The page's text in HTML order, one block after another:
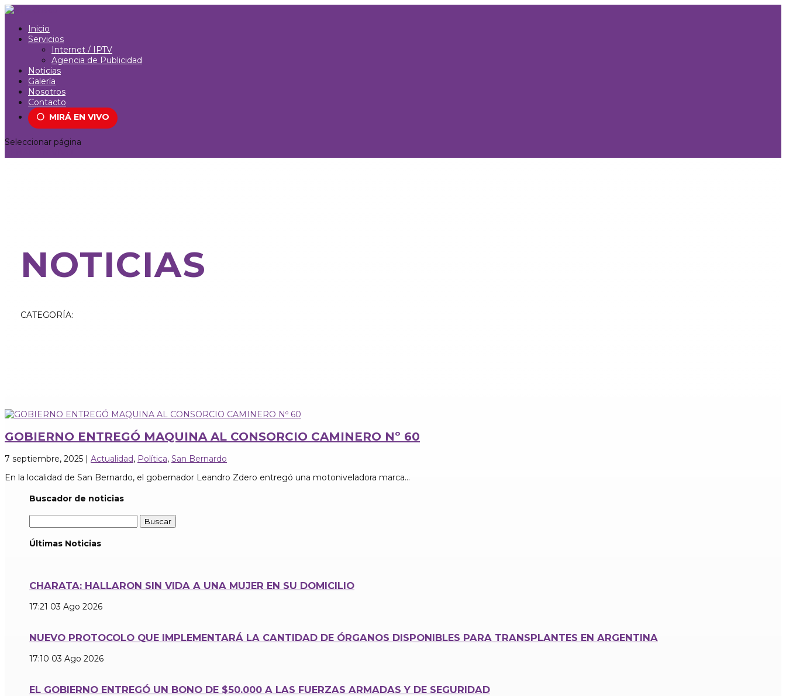
Inicio
Servicios
Internet / IPTV
Agencia de Publicidad
Noticias
Galería
Nosotros
Contacto
⚪ MIRÁ EN VIVO
Seleccionar página
NOTICIAS
CATEGORÍA:
GOBIERNO ENTREGÓ MAQUINA AL CONSORCIO CAMINERO Nº 60
7 septiembre, 2025 | Actualidad, Política, San Bernardo
En la localidad de San Bernardo, el gobernador Leandro Zdero entregó una motoniveladora marca...
Buscador de noticias
Últimas Noticias
CHARATA: HALLARON SIN VIDA A UNA MUJER EN SU DOMICILIO
17:21 03 Ago 2026
NUEVO PROTOCOLO QUE IMPLEMENTARÁ LA CANTIDAD DE ÓRGANOS DISPONIBLES PARA TRANSPLANTES EN ARGENTINA
17:10 03 Ago 2026
EL GOBIERNO ENTREGÓ UN BONO DE $50.000 A LAS FUERZAS ARMADAS Y DE SEGURIDAD